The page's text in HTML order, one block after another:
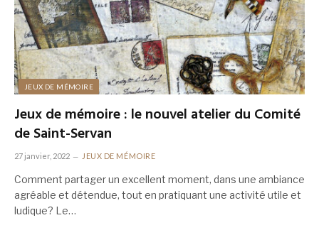
JEUX DE MÉMOIRE
Jeux de mémoire : le nouvel atelier du Comité
de Saint-Servan
27 janvier, 2022 JEUX DE MÉMOIRE
Comment partager un excellent moment, dans une ambiance
agréable et détendue, tout en pratiquant une activité utile et
ludique? Le…